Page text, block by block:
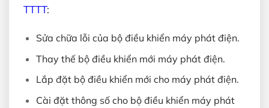
TTTT:
Sửa chữa lỗi của bộ điều khiển máy phát điện.
Thay thế bộ điều khiển mới máy phát điện.
Lắp đặt bộ điều khiển mới cho máy phát điện.
Cài đặt thông số cho bộ điều khiển máy phát